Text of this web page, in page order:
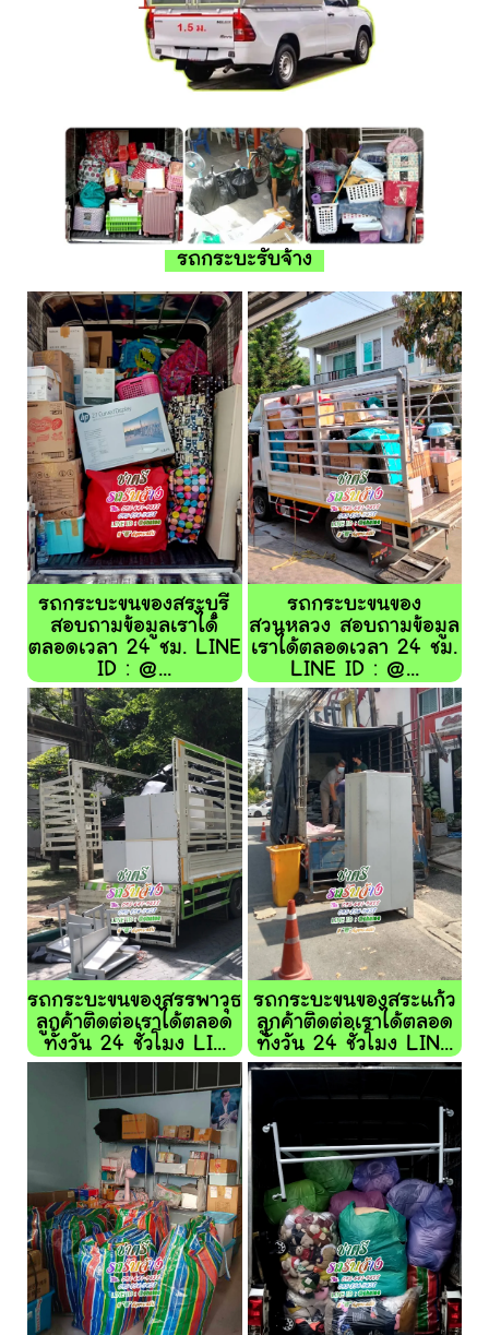
รถกระบะรับจ้าง
รถกระบะขนของสระบุรี
สอบถามข้อมูลเราได้
ตลอดเวลา 24 ชม. LINE
ID : @...
รถกระบะขนของ
สวนหลวง สอบถามข้อมูล
เราได้ตลอดเวลา 24 ชม.
LINE ID : @...
รถกระบะขนของสรรพาวุธ
ลูกค้าติดต่อเราได้ตลอด
ทั้งวัน 24 ชั่วโมง LI...
รถกระบะขนของสระแก้ว
ลูกค้าติดต่อเราได้ตลอด
ทั้งวัน 24 ชั่วโมง LIN...